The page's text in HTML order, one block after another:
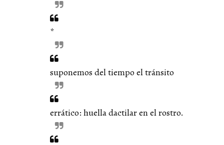
*
suponemos del tiempo el tránsito
errático: huella dactilar en el rostro.